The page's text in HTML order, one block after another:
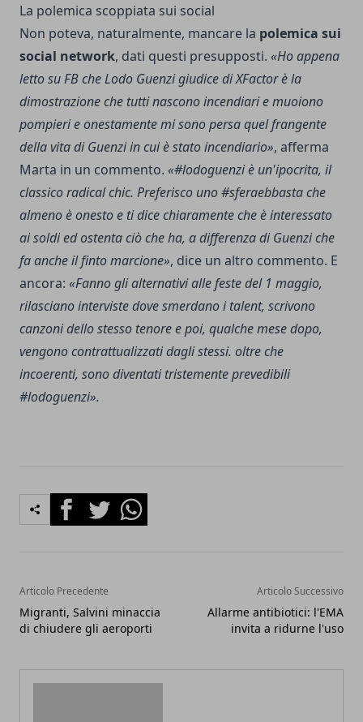
La polemica scoppiata sui social
Non poteva, naturalmente, mancare la polemica sui
social network, dati questi presupposti. «Ho appena
letto su FB che Lodo Guenzi giudice di XFactor è la
dimostrazione che tutti nascono incendiari e muoiono
pompieri e onestamente mi sono persa quel frangente
della vita di Guenzi in cui è stato incendiario», afferma
Marta in un commento. «#lodoguenzi è un'ipocrita, il
classico radical chic. Preferisco uno #sferaebbasta che
almeno è onesto e ti dice chiaramente che è interessato
ai soldi ed ostenta ciò che ha, a differenza di Guenzi che
fa anche il finto marcione», dice un altro commento. E
ancora: «Fanno gli alternativi alle feste del 1 maggio,
rilasciano interviste dove smerdano i talent, scrivono
canzoni dello stesso tenore e poi, qualche mese dopo,
vengono contrattualizzati dagli stessi. oltre che
incoerenti, sono diventati tristemente prevedibili
#lodoguenzi».
FacebookTwitterWhatsapp
Articolo Precedente
Migranti, Salvini minaccia
di chiudere gli aeroporti
Articolo Successivo
Allarme antibiotici: l'EMA
invita a ridurne l'uso